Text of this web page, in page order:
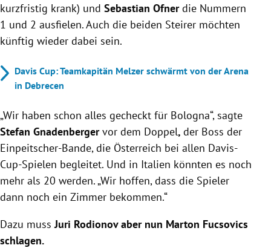
kurzfristig krank) und Sebastian Ofnerdie Nummern
1 und 2 ausfielen. Auch die beiden Steirer möchten
künftig wieder dabei sein.
Davis Cup: Teamkapitän Melzer schwärmt von der Arena
in Debrecen
„Wir haben schon alles gecheckt für Bologna“, sagte
Stefan Gnadenbergervor dem Doppel, der Boss der
Einpeitscher-Bande, die Österreich bei allen Davis-
Cup-Spielen begleitet. Und in Italien könnten es noch
mehr als 20 werden. „Wir hoffen, dass die Spieler
dann noch ein Zimmer bekommen.“
Dazu mussJuri Rodionov aber nun Marton Fucsovics
schlagen.